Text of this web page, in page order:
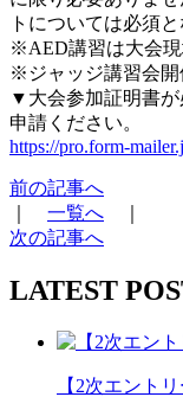
トについては必須と
※AED講習は大会現
※ジャッジ講習会開
▼大会参加証明書が
申請ください。
https://pro.form-
前の記事へ
一覧へ
次の記事へ
LATEST
【2次エント